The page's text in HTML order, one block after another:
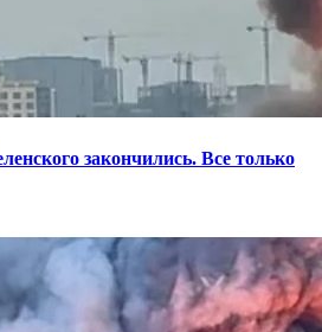
закончились. Все только